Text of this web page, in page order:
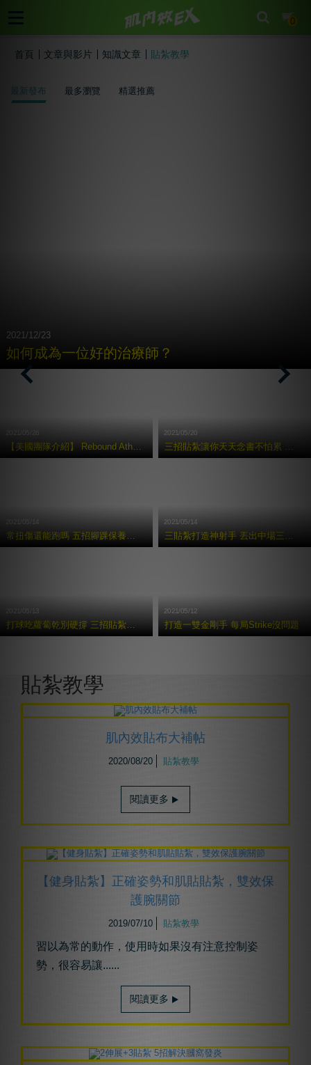
0
首頁 文章與影片 知識文章 貼紮教學
最新發布 最多瀏覽 精選推薦
2021/12/23
如何成為⼀位好的治療師？
【美國團隊介紹】 Rebound Athletic 運動復健訓練中心
2021/05/20
三招貼紮讓你天天念書不怕累 考試都拿100 分
常扭傷還能跑嗎 五招腳踝保養術讓你享受奔馳快感
2021/05/14
三貼紮打造神射手 丟出中場三分球
2021/05/13
打球吃蘿蔔乾別硬撐 三招貼紮避免二度傷害
2021/05/12
打造一雙金剛手 每局Strike沒問題
貼紮教學
肌內效貼布大補帖
2020/08/20 貼紮教學
閱讀更多
【健身貼紮】正確姿勢和肌貼貼紮，雙效保
護腕關節
2019/07/10 貼紮教學
習以為常的動作，使用時如果沒有注意控制姿
勢，很容易讓......
閱讀更多